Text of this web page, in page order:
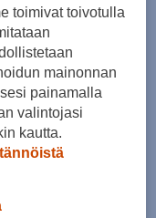
43,5
toimivat toivotulla
mainonnan
painamalla
valintojasi
kautta.